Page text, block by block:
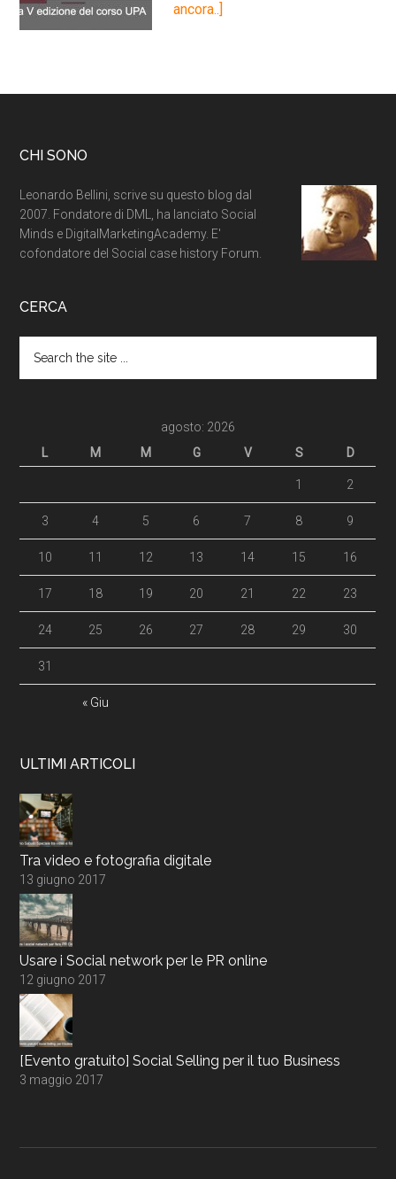
ancora..]
CHI SONO
Leonardo Bellini, scrive su questo blog dal
2007. Fondatore di DML, ha lanciato Social
Minds e DigitalMarketingAcademy. E'
cofondatore del Social case history Forum.
CERCA
agosto: 2026
L
M M G V S D
« Giu
1 2
3 4 5 6 7 8 9
10 11 12 13 14 15 16
17 18 19 20 21 22 23
24 25 26 27 28 29 30
31
ULTIMI ARTICOLI
Tra video e fotografia digitale
13 giugno 2017
Usare i Social network per le PR online
12 giugno 2017
[Evento gratuito] Social Selling per il tuo Business
3 maggio 2017